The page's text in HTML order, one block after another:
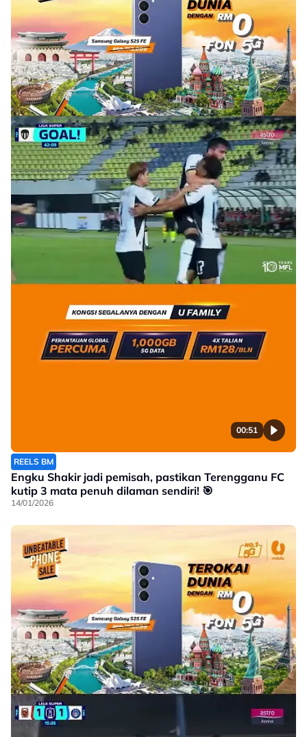
00:51
REELS BM
Engku Shakir jadi pemisah, pastikan Terengganu FC
kutip 3 mata penuh dilaman sendiri! 🎯
14/01/2026